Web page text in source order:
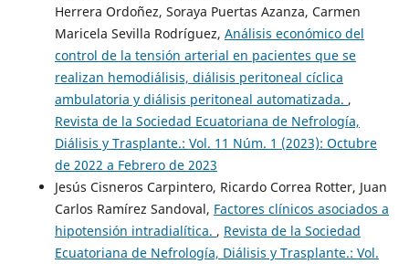
Herrera Ordoñez, Soraya Puertas Azanza, Carmen
Maricela Sevilla Rodríguez, Análisis económico del
control de la tensión arterial en pacientes que se
realizan hemodiálisis, diálisis peritoneal cíclica
ambulatoria y diálisis peritoneal automatizada. ,
Revista de la Sociedad Ecuatoriana de Nefrología,
Diálisis y Trasplante.: Vol. 11 Núm. 1 (2023): Octubre
de 2022 a Febrero de 2023
Jesús Cisneros Carpintero, Ricardo Correa Rotter, Juan
Carlos Ramírez Sandoval, Factores clínicos asociados a
hipotensión intradialítica. , Revista de la Sociedad
Ecuatoriana de Nefrología, Diálisis y Trasplante.: Vol.